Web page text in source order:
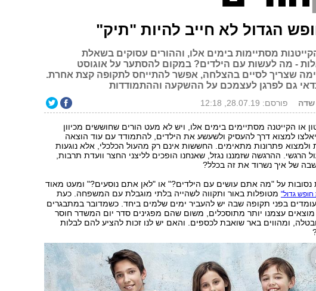
הגדול לא חייב להיות "תיק"
מסתיימות בימים אלו, וההורים עסוקים בשאלת
- מה לעשות עם הילדים? במקום להסתער על אוגוסט
שצריך לסיים בהצלחה, אפשר להתייחס לתקופה קצת אחרת.
גם לפרגן לעצמכם על ההשקעה וההתמודדות
שדה פורסם: 28.07.19, 12:18
או הקייטנה מסתיימים בימים אלו, ויש לא מעט הורים שחוששים מכיוון
למצוא דרך להעסיק ולשעשע את הילדים, להתמודד עם עוד הוצאה
ולמצוא פתרונות מתאימים. החששות אינם רק מהעול הכלכלי, אלא נוגעות
הרגשי. ההרגשה שזמננו נגזל, שאנחנו הופכים לליצני החצר וועדת תרבות,
של איך נשרוד את זה בכלל?
נסובות על "מה אתם עושים עם הילדים?" או "לאן אתם נוסעים?" ומעט מאוד
חופש גדול"מטופלות באור ותקווה לשהייה בלתי מוגבלת עם המשפחה. כעת
בפני תקופה שבה יש להעביר ימים שלמים ביחד. כשמדובר במתבגרים
מוצאים עצמנו יותר מתוסכלים, משום שהם מפגינים סדר יום המשדר חוסר
ומהווים באר שואבת לכספים. והאם יש לנו זכות להציע להם לבלות